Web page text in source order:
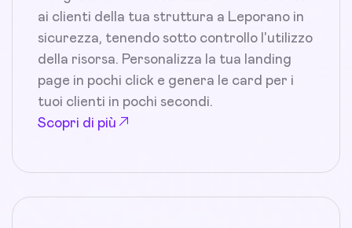
ai clienti della tua struttura a Leporano in
sicurezza, tenendo sotto controllo l'utilizzo
della risorsa. Personalizza la tua landing
page in pochi click e genera le card per i
tuoi clienti in pochi secondi.
Scopri di più